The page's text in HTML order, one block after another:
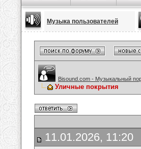
Музыка пользователей
Bisound.com - Музыкальный
Уличные покрытия
11.01.2026, 11:20